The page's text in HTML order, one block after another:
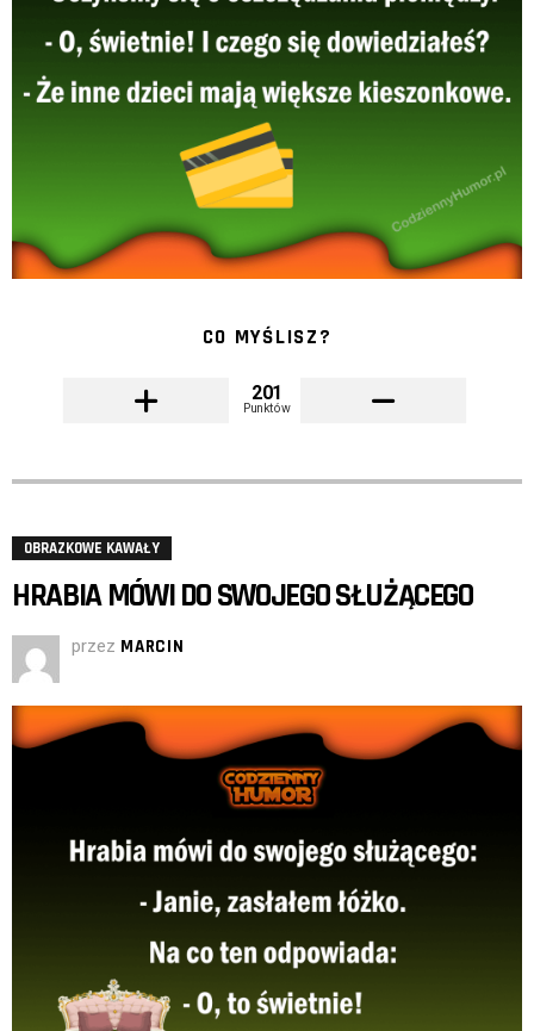
CO MYŚLISZ?
201
Punktów
OBRAZKOWE KAWAŁY
HRABIA MÓWI DO SWOJEGO SŁUŻĄCEGO
przez MARCIN